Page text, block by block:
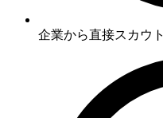
企業から直接スカウト